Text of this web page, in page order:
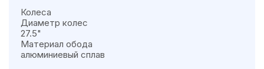
Колеса
Диаметр колес
27.5"
Материал обода
алюминиевый сплав